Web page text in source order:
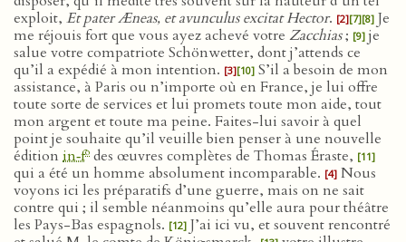
exploit, Et pater Æneas, et avunculus excitat Hector. [2][7][8] Je
me réjouis fort que vous ayez achevé votre Zacchias; [9] je
salue votre compatriote Schönwetter, dont j’attends ce
qu’il a expédié à mon intention. [3][10] S’il a besoin de mon
assistance, à Paris ou n’importe où en France, je lui offre
toute sorte de services et lui promets toute mon aide, tout
mon argent et toute ma peine. Faites-lui savoir à quel
point je souhaite qu’il veuille bien penser à une nouvelle
édition in‑fo des œuvres complètes de Thomas Éraste, [11]
qui a été un homme absolument incomparable. [4] Nous
voyons ici les préparatifs d’une guerre, mais on ne sait
contre qui ; il semble néanmoins qu’elle aura pour théâtre
les Pays-Bas espagnols. [12] J’ai ici vu, et souvent rencontré